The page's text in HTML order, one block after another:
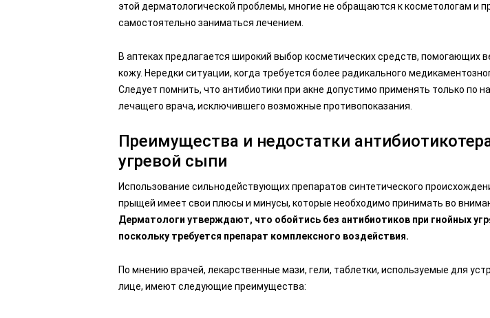
этой дерматологической проблемы, многие не обращаются к косметологам и
самостоятельно заниматься лечением.
В аптеках предлагается широкий выбор косметических средств, помогающих
кожу. Нередки ситуации, когда требуется более радикального
Следует помнить, что антибиотики при акне допустимо применять только по
лечащего врача, исключившего возможные противопоказания.
Преимущества и недостатки
угревой сыпи
Использование сильнодействующих препаратов синтетического
прыщей имеет свои плюсы и минусы, которые необходимо принимать во
Дерматологи утверждают, что обойтись без антибиотиков при гнойных
поскольку требуется препарат комплексного воздействия.
По мнению врачей, лекарственные мази, гели, таблетки, используемые для
лице, имеют следующие преимущества: